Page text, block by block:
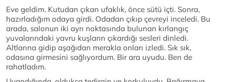
Eve geldim. Kutudan çıkan ufaklık, önce sütü içti. Sonra,
hazırladığım odaya girdi. Odadan çıkıp çevreyi inceledi. Bu
arada, salonun iki ayrı noktasında bulunan kırlangıç
yuvalarındaki yavru kuşların çıkardığı sesleri dinledi.
Altlarına gidip aşağıdan merakla onları izledi. Sık sık,
odasına girmesini sağlıyordum. Bir ara uyudu. Ben de
rahatladım.